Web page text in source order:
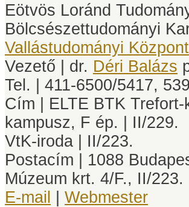
Eötvös Loránd
Bölcsészettudományi
Vallástudományi Központ
Vezető | dr. Déri Balázs
Tel. | 411-6500/5417,
Cím | ELTE BTK Trefort-
kampusz, F ép. | II/229.
VtK-iroda | II/223.
Postacím | 1088
Múzeum krt. 4/F., II/223.
E-mail
Webmester